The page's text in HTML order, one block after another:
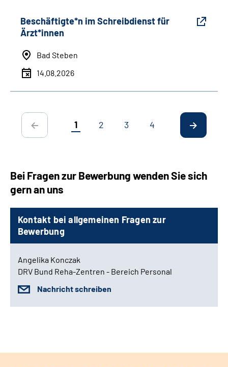
Beschäftigte*n im Schreibdienst für
Ärzt*innen
Bad Steben
14.08.2026
1 2 3 4
Bei Fragen zur Bewerbung wenden Sie sich
gern an uns
Kontakt bei allgemeinen Fragen zur
Bewerbung
Angelika Konczak
DRV Bund Reha-Zentren - Bereich Personal
Nachricht schreiben